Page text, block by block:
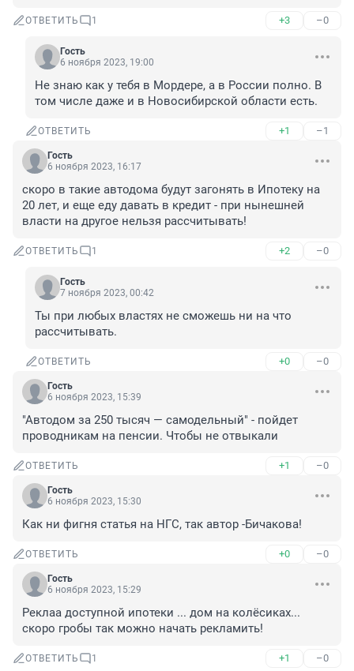
ОТВЕТИТЬ 1 +3 –0
Гость
6 ноября 2023, 19:00
Не знаю как у тебя в Мордере, а в России полно. В
том числе даже и в Новосибирской области есть.
ОТВЕТИТЬ +1 –1
Гость
6 ноября 2023, 16:17
скоро в такие автодома будут загонять в Ипотеку на
20 лет, и еще еду давать в кредит - при нынешней
власти на другое нельзя рассчитывать!
ОТВЕТИТЬ 1 +2 –0
Гость
7 ноября 2023, 00:42
Ты при любых властях не сможешь ни на что
рассчитывать.
ОТВЕТИТЬ +0 –0
Гость
6 ноября 2023, 15:39
"Автодом за 250 тысяч — самодельный" - пойдет
проводникам на пенсии. Чтобы не отвыкали
ОТВЕТИТЬ +1 –0
Гость
6 ноября 2023, 15:30
Как ни фигня статья на НГС, так автор -Бичакова!
ОТВЕТИТЬ +0 –0
Гость
6 ноября 2023, 15:29
Реклаа доступной ипотеки ... дом на колёсиках...
скоро гробы так можно начать рекламить!
ОТВЕТИТЬ 1 +1 –0